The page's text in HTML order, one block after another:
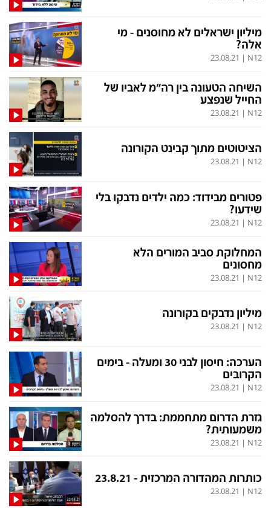
מיליון ישראלים לא מחוסנים - מי
אלה?
N12
|
23.08.21
השיחה הטעונה בין רה"מ לאביו של
החייל שנפצע
N12
|
23.08.21
הציטוטים מתוך קבינט הקורונה
N12
|
23.08.21
פטורים מבידוד: כמה ילדים נדבקו בלי
שידעו?
N12
|
23.08.21
המחלוקת סביב המורים הלא
מחסונים
N12
|
23.08.21
מיליון נדבקים בקורונה
N12
|
23.08.21
הערכה: חיסון לבני 30 ומעלה - בימים
הקרובים
N12
|
23.08.21
גזרת הדרום מתחממת: בדרך להסלמה
משמעותית?
N12
|
23.08.21
כותרות המהדורה המרכזית - 23.8.21
N12
|
23.08.21